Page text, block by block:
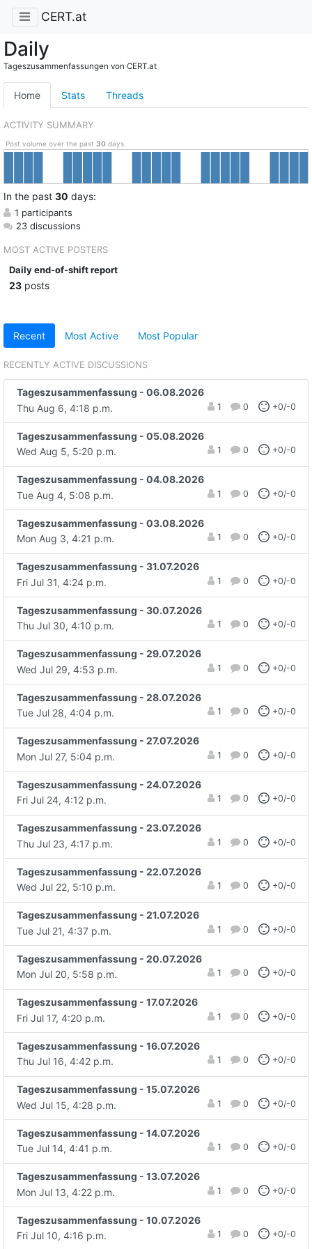
CERT.at
Daily
Tageszusammenfassungen von CERT.at
Home Stats Threads
ACTIVITY SUMMARY
Post volume over the past 30days.
In the past 30 days:
1 participants
23 discussions
MOST ACTIVE POSTERS
Daily end-of-shift report
23posts
Recent Most Active Most Popular
RECENTLY ACTIVE DISCUSSIONS
Tageszusammenfassung - 06.08.2026
Thu Aug 6, 4:18 p.m.
1 0 +0/-0
Tageszusammenfassung - 05.08.2026
Wed Aug 5, 5:20 p.m.
1 0 +0/-0
Tageszusammenfassung - 04.08.2026
Tue Aug 4, 5:08 p.m.
1 0 +0/-0
Tageszusammenfassung - 03.08.2026
Mon Aug 3, 4:21 p.m.
1 0 +0/-0
Tageszusammenfassung - 31.07.2026
Fri Jul 31, 4:24 p.m.
1 0 +0/-0
Tageszusammenfassung - 30.07.2026
Thu Jul 30, 4:10 p.m.
1 0 +0/-0
Tageszusammenfassung - 29.07.2026
Wed Jul 29, 4:53 p.m.
1 0 +0/-0
Tageszusammenfassung - 28.07.2026
Tue Jul 28, 4:04 p.m.
1 0 +0/-0
Tageszusammenfassung - 27.07.2026
Mon Jul 27, 5:04 p.m.
1 0 +0/-0
Tageszusammenfassung - 24.07.2026
Fri Jul 24, 4:12 p.m.
1 0 +0/-0
Tageszusammenfassung - 23.07.2026
Thu Jul 23, 4:17 p.m.
1 0 +0/-0
Tageszusammenfassung - 22.07.2026
Wed Jul 22, 5:10 p.m.
1 0 +0/-0
Tageszusammenfassung - 21.07.2026
Tue Jul 21, 4:37 p.m.
1 0 +0/-0
Tageszusammenfassung - 20.07.2026
Mon Jul 20, 5:58 p.m.
1 0 +0/-0
Tageszusammenfassung - 17.07.2026
Fri Jul 17, 4:20 p.m.
1 0 +0/-0
Tageszusammenfassung - 16.07.2026
Thu Jul 16, 4:42 p.m.
1 0 +0/-0
Tageszusammenfassung - 15.07.2026
Wed Jul 15, 4:28 p.m.
1 0 +0/-0
Tageszusammenfassung - 14.07.2026
Tue Jul 14, 4:41 p.m.
1 0 +0/-0
Tageszusammenfassung - 13.07.2026
Mon Jul 13, 4:22 p.m.
1 0 +0/-0
Tageszusammenfassung - 10.07.2026
Fri Jul 10, 4:16 p.m.
1 0 +0/-0